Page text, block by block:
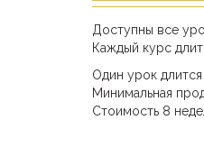
Доступны все
Каждый курс
Один урок длится
Минимальная
Стоимость 8